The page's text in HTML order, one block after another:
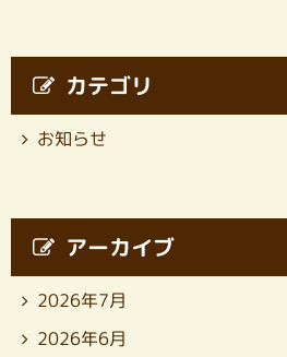
カテゴリ
お知らせ
アーカイブ
2026年7月
2026年6月